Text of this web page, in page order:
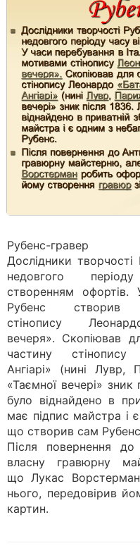
Рубенс-гравер
Дослідники
недовгого
створенням офортів.
Рубенс
стінопису
вечеря». Скопіював
частину
Ангіарі» (нині
«Таємної вечері»
було віднайдено в
має підпис майстра і
що створив сам
Після повернення
власну гравюрну
що Лукас
нього, передовірив
картин.